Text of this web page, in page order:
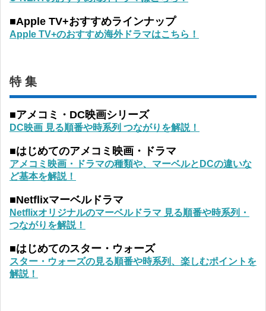
■Apple TV+おすすめラインナップ
Apple TV+のおすすめ海外ドラマはこちら！
特 集
■アメコミ・DC映画シリーズ
DC映画 見る順番や時系列 つながりを解説！
■はじめてのアメコミ映画・ドラマ
アメコミ映画・ドラマの種類や、マーベルとDCの違いな
ど基本を解説！
■Netflixマーベルドラマ
Netflixオリジナルのマーベルドラマ 見る順番や時系列・
つながりを解説！
■はじめてのスター・ウォーズ
スター・ウォーズの見る順番や時系列、楽しむポイントを
解説！